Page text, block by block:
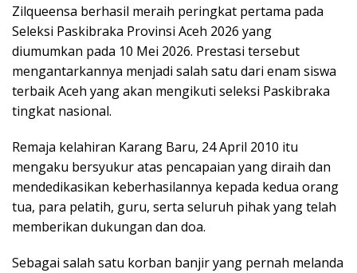
Zilqueensa berhasil meraih peringkat pertama pada
Seleksi Paskibraka Provinsi Aceh 2026 yang
diumumkan pada 10 Mei 2026. Prestasi tersebut
mengantarkannya menjadi salah satu dari enam siswa
terbaik Aceh yang akan mengikuti seleksi Paskibraka
tingkat nasional.
Remaja kelahiran Karang Baru, 24 April 2010 itu
mengaku bersyukur atas pencapaian yang diraih dan
mendedikasikan keberhasilannya kepada kedua orang
tua, para pelatih, guru, serta seluruh pihak yang telah
memberikan dukungan dan doa.
Sebagai salah satu korban banjir yang pernah melanda